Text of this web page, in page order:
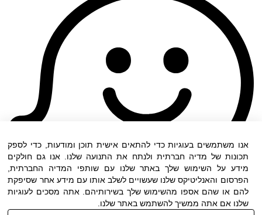
אנו משתמשים בעוגיות כדי להתאים אישית תוכן ומודעות, כדי לספק
תכונות של מדיה חברתית ולנתח את התנועה שלנו. אנו גם חולקים
מידע על השימוש שלך באתר שלנו עם שותפי המדיה החברתית,
הפרסום והאנליטיקס שלנו שעשויים לשלב אותו עם מידע אחר שסיפקת
להם או שהם אספו מהשימוש שלך בשירותיהם. אתה מסכים לעוגיות
שלנו אם אתה ממשיך להשתמש באתר שלנו.